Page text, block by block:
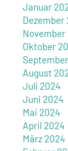
Januar
Dezember
November
Oktober
August
Juli 2024
Juni 2024
Mai 2024
April 2024
März 2024